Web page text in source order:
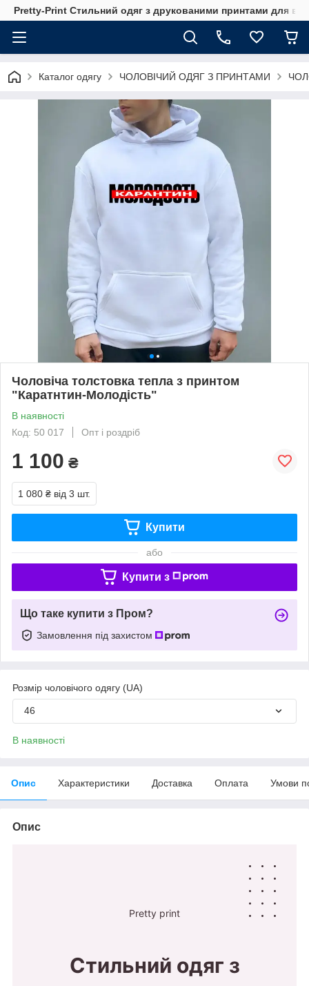
Pretty-Print Стильний одяг з друкованими принтами для
Каталог одягу ЧОЛОВІЧИЙ ОДЯГ З ПРИНТАМИ
Чоловіча толстовка тепла з принтом
"Каратнтин-Молодість"
В наявності
Код: 50 017
Опт і роздріб
1 100 ₴
1 080 ₴ від 3 шт.
Купити
або
Купити з
Що таке купити з Пром?
Замовлення під захистом
Розмір чоловічого одягу (UA)
46
В наявності
Опис Характеристики Доставка Оплата Умови
Опис
Pretty print
Стильний одяг з